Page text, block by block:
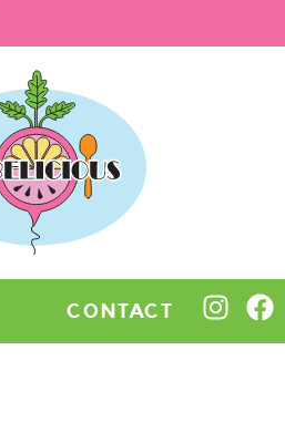
CONTACT